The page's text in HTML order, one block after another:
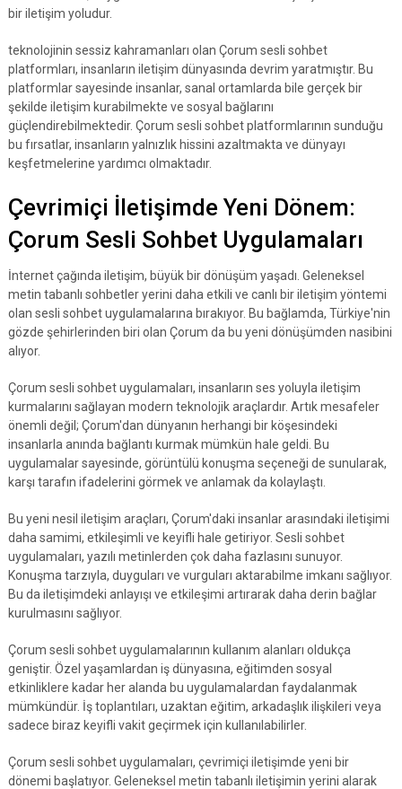
bir iletişim yoludur.
teknolojinin sessiz kahramanları olan Çorum sesli sohbet
platformları, insanların iletişim dünyasında devrim yaratmıştır. Bu
platformlar sayesinde insanlar, sanal ortamlarda bile gerçek bir
şekilde iletişim kurabilmekte ve sosyal bağlarını
güçlendirebilmektedir. Çorum sesli sohbet platformlarının sunduğu
bu fırsatlar, insanların yalnızlık hissini azaltmakta ve dünyayı
keşfetmelerine yardımcı olmaktadır.
Çevrimiçi İletişimde Yeni Dönem:
Çorum Sesli Sohbet Uygulamaları
İnternet çağında iletişim, büyük bir dönüşüm yaşadı. Geleneksel
metin tabanlı sohbetler yerini daha etkili ve canlı bir iletişim yöntemi
olan sesli sohbet uygulamalarına bırakıyor. Bu bağlamda, Türkiye'nin
gözde şehirlerinden biri olan Çorum da bu yeni dönüşümden nasibini
alıyor.
Çorum sesli sohbet uygulamaları, insanların ses yoluyla iletişim
kurmalarını sağlayan modern teknolojik araçlardır. Artık mesafeler
önemli değil; Çorum'dan dünyanın herhangi bir köşesindeki
insanlarla anında bağlantı kurmak mümkün hale geldi. Bu
uygulamalar sayesinde, görüntülü konuşma seçeneği de sunularak,
karşı tarafın ifadelerini görmek ve anlamak da kolaylaştı.
Bu yeni nesil iletişim araçları, Çorum'daki insanlar arasındaki iletişimi
daha samimi, etkileşimli ve keyifli hale getiriyor. Sesli sohbet
uygulamaları, yazılı metinlerden çok daha fazlasını sunuyor.
Konuşma tarzıyla, duyguları ve vurguları aktarabilme imkanı sağlıyor.
Bu da iletişimdeki anlayışı ve etkileşimi artırarak daha derin bağlar
kurulmasını sağlıyor.
Çorum sesli sohbet uygulamalarının kullanım alanları oldukça
geniştir. Özel yaşamlardan iş dünyasına, eğitimden sosyal
etkinliklere kadar her alanda bu uygulamalardan faydalanmak
mümkündür. İş toplantıları, uzaktan eğitim, arkadaşlık ilişkileri veya
sadece biraz keyifli vakit geçirmek için kullanılabilirler.
Çorum sesli sohbet uygulamaları, çevrimiçi iletişimde yeni bir
dönemi başlatıyor. Geleneksel metin tabanlı iletişimin yerini alarak